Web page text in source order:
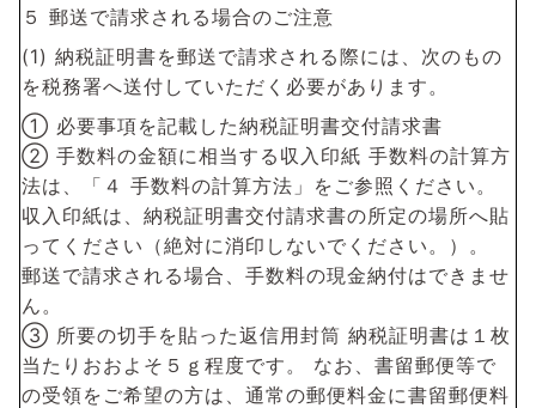
５ 郵送で請求される場合のご注意
(1) 納税証明書を郵送で請求される際には、次のもの
を税務署へ送付していただく必要があります。
① 必要事項を記載した納税証明書交付請求書
② 手数料の金額に相当する収入印紙 手数料の計算方
法は、「４ 手数料の計算方法」をご参照ください。
収入印紙は、納税証明書交付請求書の所定の場所へ貼
ってください（絶対に消印しないでください。）。
郵送で請求される場合、手数料の現金納付はできませ
ん。
③ 所要の切手を貼った返信用封筒 納税証明書は１枚
当たりおおよそ５ｇ程度です。 なお、書留郵便等で
の受領をご希望の方は、通常の郵便料金に書留郵便料